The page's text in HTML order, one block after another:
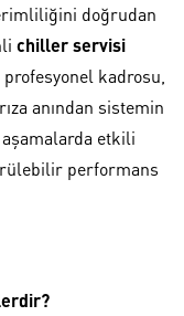
doğrudan
chiller servisi
, profesyonel kadrosu,
anından sistemin
aşamalarda etkili
performans